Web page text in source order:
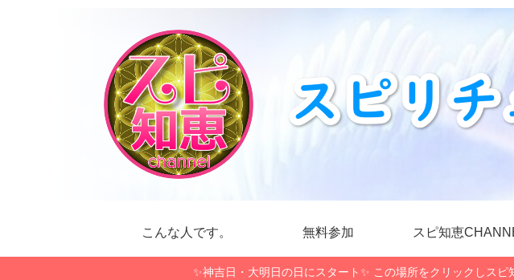
こんな人です。 無料参加 スピ知恵
✨神吉日・大明日の日にスタート✨ この場所をクリックしス